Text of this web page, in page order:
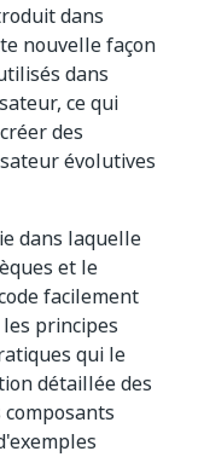
dans
nouvelle façon
dans
ce qui
des
évolutives
dans laquelle
et le
facilement
principes
qui le
détaillée des